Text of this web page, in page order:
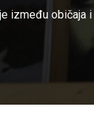
između običаjа